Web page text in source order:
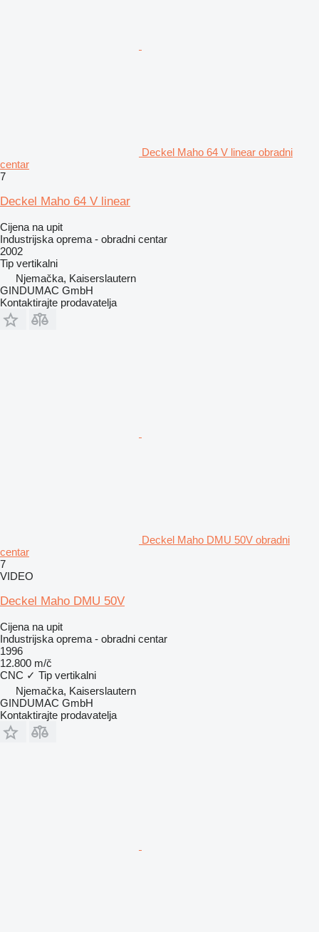
Deckel Maho 64 V linear obradni
centar
7
Deckel Maho 64 V linear
Cijena na upit
Industrijska oprema - obradni centar
2002
Tip vertikalni
Njemačka, Kaiserslautern
GINDUMAC GmbH
Kontaktirajte prodavatelja
Deckel Maho DMU 50V obradni
centar
7
VIDEO
Deckel Maho DMU 50V
Cijena na upit
Industrijska oprema - obradni centar
1996
12.800 m/č
CNC ✓ Tip vertikalni
Njemačka, Kaiserslautern
GINDUMAC GmbH
Kontaktirajte prodavatelja